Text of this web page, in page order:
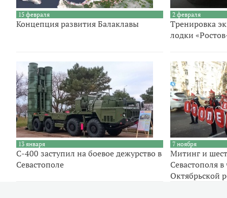
15 февраля
Концепция развития Балаклавы
2 февраля
Тренировка
лодки
13 января
С-400 заступил на боевое дежурство в
Севастополе
7 ноября
Митинг и
Севастополя
Октябрьской